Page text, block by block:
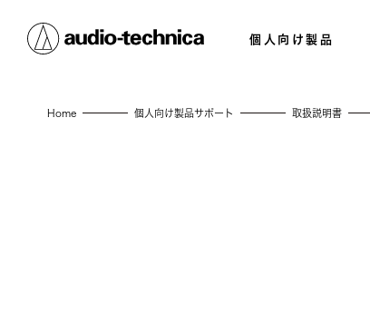
個人向け製品
Home 個人向け製品サポート 取扱説明書